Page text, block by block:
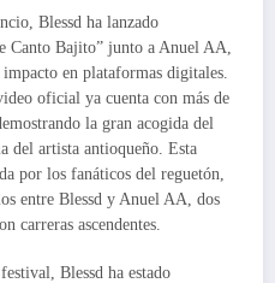
Blessd ha lanzado
Canto Bajito” junto a Anuel AA,
en plataformas digitales.
oficial ya cuenta con más de
la gran acogida del
del artista antioqueño. Esta
por los fanáticos del reguetón,
entre Blessd y Anuel AA, dos
carreras ascendentes.
Blessd ha estado